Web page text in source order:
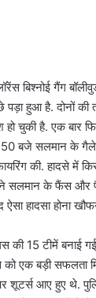
बिश्नोई गैंग
हुआ है. दोनों
चुकी है. एक बार
बजे सलमान के
की. हादसे में
सलमान के फैंस और
ऐसा हादसा होना
की 15 टीमें बनाई
को एक बड़ी सफलता
शूटर्स आए हुए थे.